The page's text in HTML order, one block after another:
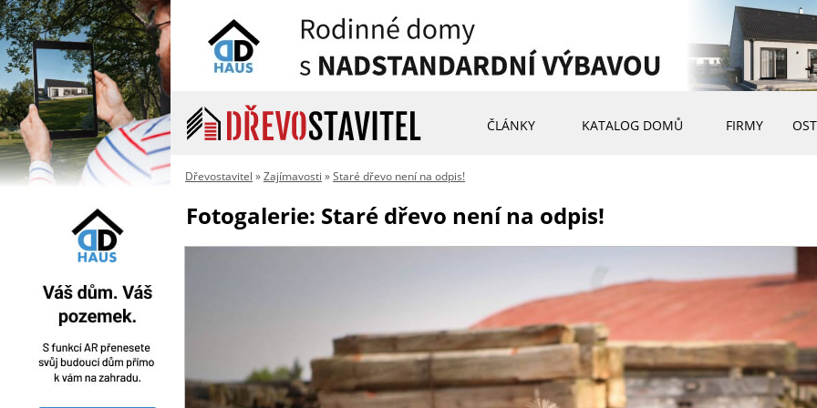
ČLÁNKY KATALOG DOMŮ FIRMY
Dřevostavitel »Zajímavosti »Staré dřevo není na odpis!
Fotogalerie: Staré dřevo není na odpis!